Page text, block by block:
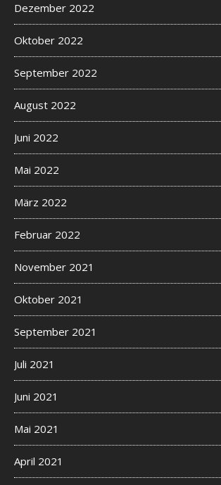
Dezember 2022
Oktober 2022
September 2022
August 2022
Juni 2022
Mai 2022
März 2022
Februar 2022
November 2021
Oktober 2021
September 2021
Juli 2021
Juni 2021
Mai 2021
April 2021